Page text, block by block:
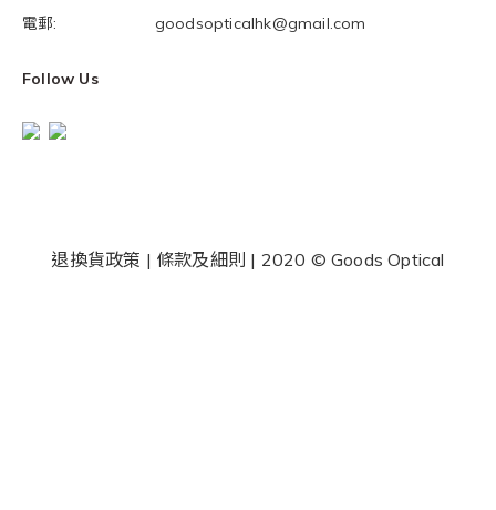
電郵: goodsopticalhk@gmail.com
Follow Us
退換貨政策 | 條款及細則 | 2020 © Goods Optical